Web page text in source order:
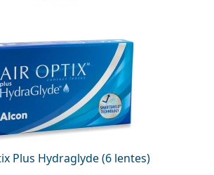
Plus Hydraglyde (6 lentes)